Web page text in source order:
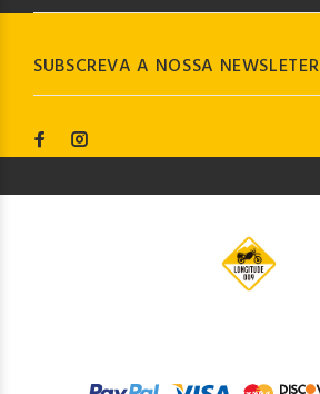
SUBSCREVA A NOSSA NEWSLETER